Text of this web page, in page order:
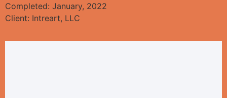
Completed: January, 2022
Client: Intreart, LLC